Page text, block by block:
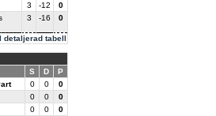
detaljerad tabell
3 -12
0
3 -16 0
S D P
0 0
0
0 0
0
0 0
0